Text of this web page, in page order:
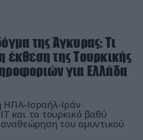
της Άγκυρας: Τι
έκθεση της Τουρκικής
για Ελλάδα
Ισραήλ-Ιράν
και το τουρκικό βαθύ
του αμυντικού